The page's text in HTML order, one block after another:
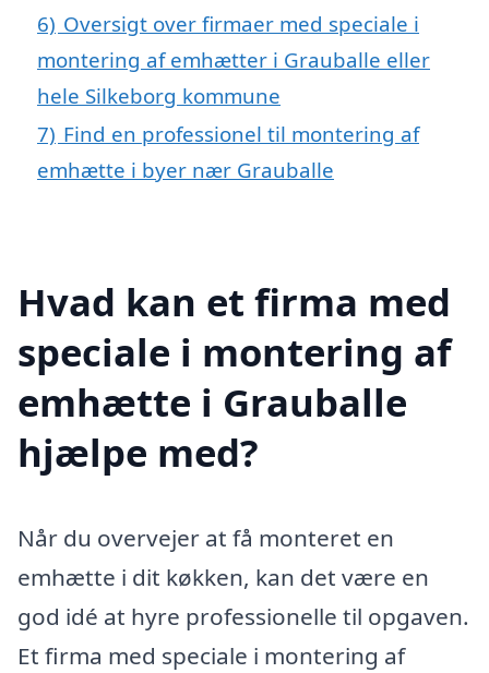
6) Oversigt over firmaer med speciale i
montering af emhætter i Grauballe eller
hele Silkeborg kommune
7) Find en professionel til montering af
emhætte i byer nær Grauballe
Hvad kan et firma med
speciale i montering af
emhætte i Grauballe
hjælpe med?
Når du overvejer at få monteret en
emhætte i dit køkken, kan det være en
god idé at hyre professionelle til opgaven.
Et firma med speciale i montering af